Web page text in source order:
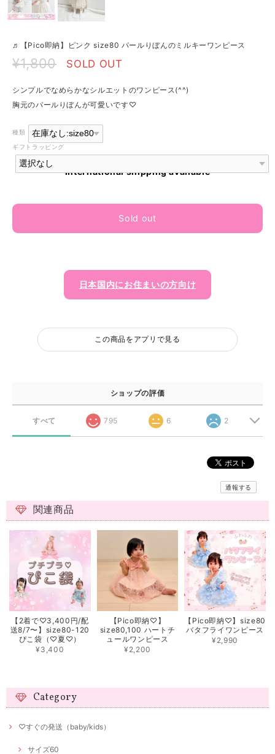
♬【Pico即納】ピンク size80 パールりぼんのミルキーワンピース
¥1,800 SOLD OUT
シンプルでなめらかなシルエットのワンピース(^^)
胸元のパールりぼんが可愛いです♡
種類
ギフトラッピング
International shipping available
Sold out
日本国内にお住まいの方向け
この商品をアプリで見る
ショップの評価
すべて 795 6 2
通報する
関連商品
【2着で♡3,400円/配
送8/7〜】size80-120
ぴこ袋（♡夏♡）
¥3,400
【Pico即納♡】
size80,100 ハートチ
ュールワンピース
¥2,200
【Pico即納♡】size80
バタフライワンピース
¥2,990
Category
♡すぐの発送（baby/kids）
サイズ60